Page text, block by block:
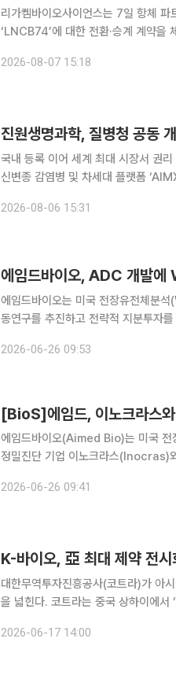
리가켐바이오사이언스는 7일 항체
‘LNCB74’에 대한 전환·승계 계약을
2026-08-07 15:18
진원생명과학, 질병청 공동
국내 등록 이어 세계 최대 시장서 권
신변종 감염병 및 차세대 플랫폼 ‘AIMX’ 확장 기틀 진원생명과학이 질병
여결정(Notice of Allowance)을 획
2026-08-06 15:31
에임드바이오는 미국 전장유전체분
동연구를 추진하고 전략적 지분투자를 진행한다고 26일
해 바이오마커 분석, 환자 선별 전략
2026-06-26 09:53
[BioS]에임드, 이노크라스
에임드바이오(Aimed Bio)는 미국
정밀진단 기업 이노크라스(Inocras)
이노크라스의 WGS 및 멀티오믹스
2026-06-26 09:41
K-바이오, 亞 최대 제약 전
대한무역투자진흥공사(코트라)가 아
을 넓힌다. 코트라는 중국 상하이에서 ‘중국 원료의약품 전시회(CPhI China 2026)’와 연계해 ‘한
가, 정부의 적극적인 바이오산업 육
2026-06-17 14:00